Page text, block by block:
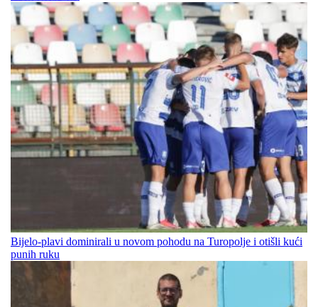
Bijelo-plavi dominirali u novom pohodu na Turopolje i otišli kući
punih ruku